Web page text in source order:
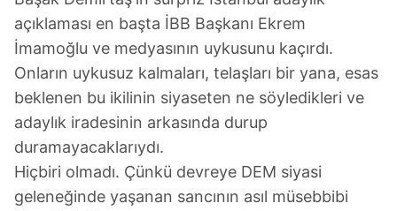
açıklaması en başta İBB Başkanı Ekrem
İmamoğlu ve medyasının uykusunu kaçırdı.
Onların uykusuz kalmaları, telaşları bir yana, esas
beklenen bu ikilinin siyaseten ne söyledikleri ve
adaylık iradesinin arkasında durup
duramayacaklarıydı.
Hiçbiri olmadı. Çünkü devreye DEM siyasi
geleneğinde yaşanan sancının asıl müsebbibi